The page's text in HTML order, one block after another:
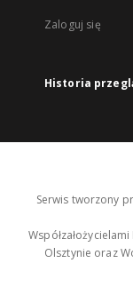
Zaloguj się
Historia
Serwis tworzony
Olsztynie oraz